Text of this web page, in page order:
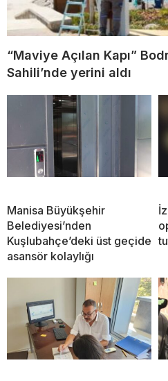
“Maviye Açılan Kapı”
Sahili’nde yerini aldı
Manisa Büyükşehir
Belediyesi’nden
Kuşlubahçe’deki üst geçide
asansör kolaylığı